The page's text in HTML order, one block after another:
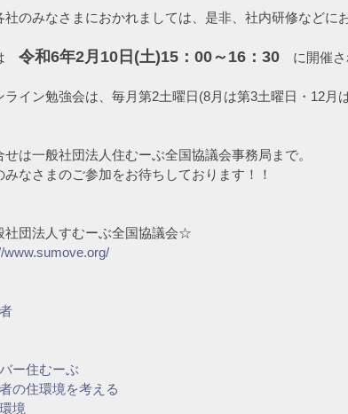
社のみなさまにおかれましては、是非、社内研修などに
令和6年2月10日(土)15：00～16：30 に開催さ
イン勉強会は、毎月第2土曜日(8月は第3土曜日・12月
せは一般社団法人住むーぶ全国協議会事務局まで。
みなさまのご参加をお待ちしております！！
団法人すむーぶ全国協議会☆
www.sumove.org/
ー住むーぶ
の住環境を考える
境